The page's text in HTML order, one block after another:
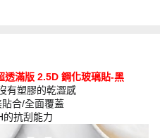
滿版 2.5D 鋼化玻璃貼-黑
有塑膠的乾澀感
合/全面覆蓋
的抗刮能力